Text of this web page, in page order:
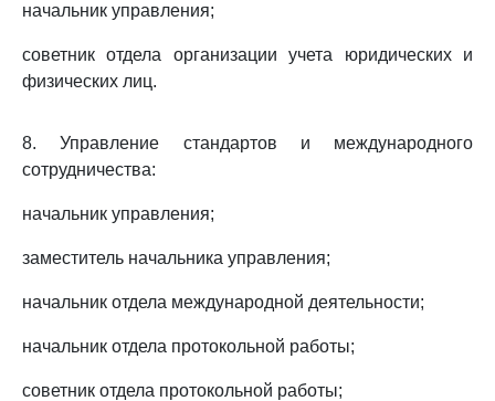
начальник управления;
советник отдела организации учета юридических и
физических лиц.
8. Управление стандартов и международного
сотрудничества:
начальник управления;
заместитель начальника управления;
начальник отдела международной деятельности;
начальник отдела протокольной работы;
советник отдела протокольной работы;